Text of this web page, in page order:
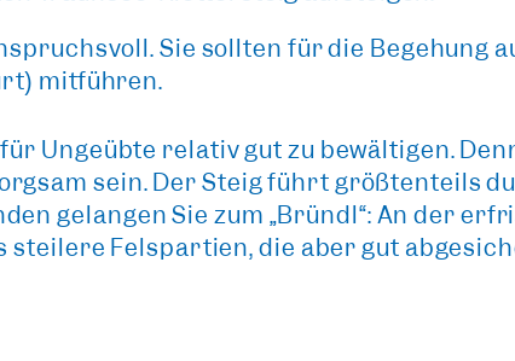
Sie sollten für die Begehung
mitführen.
Ungeübte relativ gut zu bewältigen.
sein. Der Steig führt größtenteils
gelangen Sie zum „Bründl“: An der
Felspartien, die aber gut